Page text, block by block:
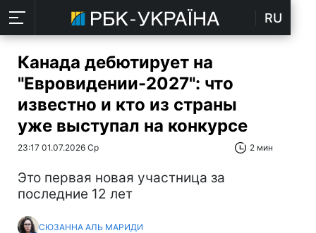
RU
Канада дебютирует на
"Евровидении-2027": что
известно и кто из страны
уже выступал на конкурсе
23:17 01.07.2026 Ср 2 мин
Это первая новая участница за
последние 12 лет
СЮЗАННА АЛЬ МАРИДИ